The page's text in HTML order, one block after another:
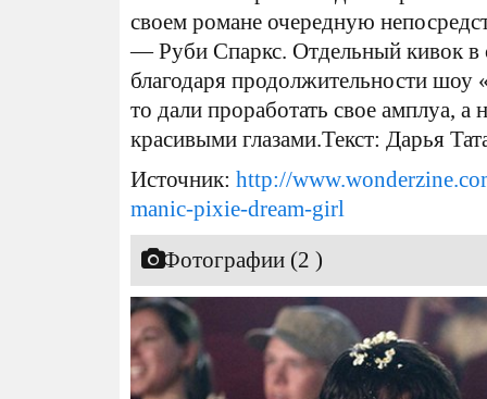
своем романе очередную
— Руби Спаркс. Отдельный кивок в
благодаря продолжительности шоу
то дали проработать свое амплуа,
красивыми глазами.Текст: Дарья
Источник: http://
manic-pixie-dream-girl
Фотографии (2 )